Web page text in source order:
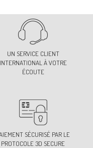
UN SERVICE CLIENT
INTERNATIONAL À VOTRE
ÉCOUTE
SÉCURISÉ PAR LE
PROTOCOLE 3D SECURE